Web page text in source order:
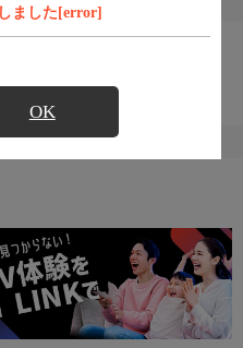
ました[error]
OK